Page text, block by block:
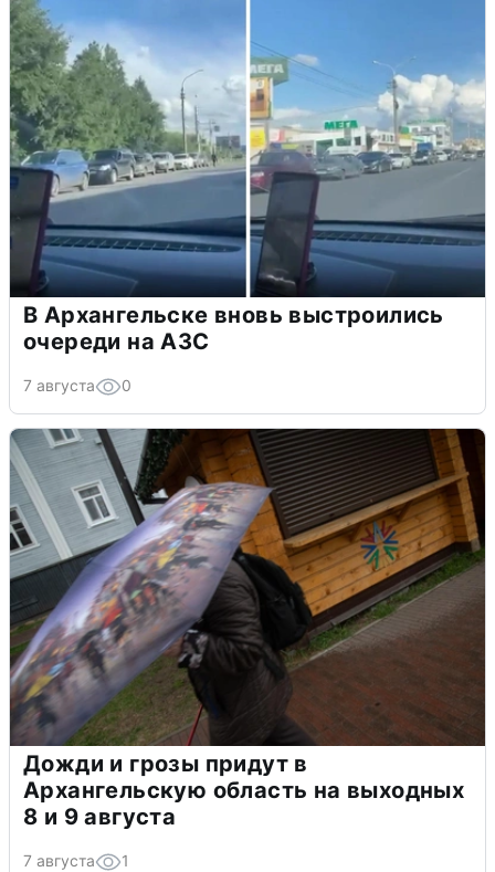
В Архангельске вновь выстроились
очереди на АЗС
7 августа 0
Дожди и грозы придут в
Архангельскую область на выходных
8 и 9 августа
7 августа 1